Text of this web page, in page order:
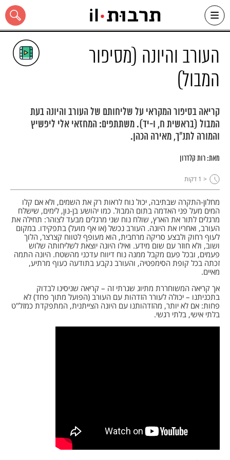
Skip
content
כל האתר
העורב והיונה (מסיפור
המבול)
קריאה בסיפור המקראי על שליחותם של העורב והיונה בעת
המבול (בראשית ח, ו-יד). משתתפים: המחזאי אלי ליפשיץ
והמורה לתנ"ך, מאירה הכהן.
מאת:רות קלדרון
< 1 דקות
מחלון-התקרה שבתיבה, יכול נוח לראות רק את השמים, ולא אם קלו
המים מעל פני האדמה בתום המבול. כמו יהושע בן-נון, לימים, שישלח
מרגלים לתור את הארץ, שולח נוח שני מרגלים מבעד לצוהר: תחילה את
העורב, ואחריו את היונה. העורב נכשל (או אף מועל) בתפקידו. במקום
לעוף רחוק ולבצע סריקה מרחבית, הוא מעופף לטווח קצרצר, הלוך
ושוב, ולא חוזר עם שום מידע. ואילו היונה יוצאת לשליחותה שלוש
פעמים, ובכל פעם מקבל ממנה נוח דיווח עדכני מהשטח. היונה התמה
זכתה בכל קופת הסימפטיה, והעורב נקבע בתודעה כעוף מרתיע,
מאיים.
אך קריאה המשוחררת מתיוג שגרתי זה – קריאה שניסינו לבדוק
בתכניתנו – יכולה לעורר הזדהות עם העורב (הפועל מתוך פחד) לא
פחות: אם לא יותר, מהזדהותנו עם היונה הצייתנית, המתפקדת כמזל"ט
בלתי אישי, בלתי רגשי.